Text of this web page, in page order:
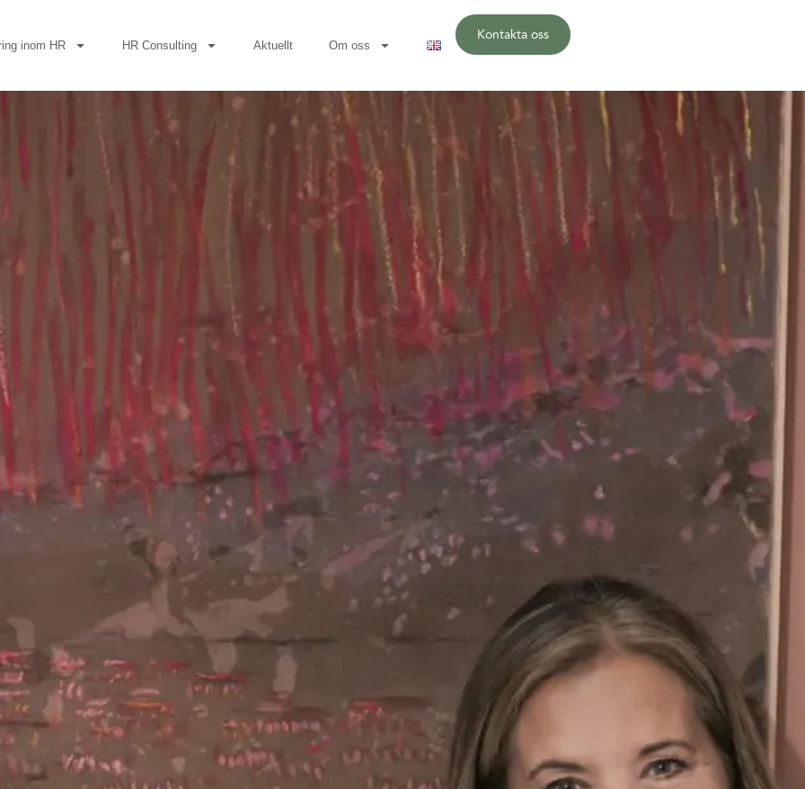
inom HR HR Consulting Aktuellt Om oss
Kontakta oss